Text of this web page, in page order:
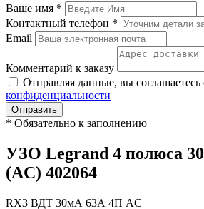
Ваше имя *
Контактный телефон *
Email
Комментарий к заказу
Отправляя данные, вы соглашаетесь
конфиденциальности
Отправить
* Обязательно к заполнению
УЗО Legrand 4 полюса
(AC) 402064
RX3 ВДТ 30мА 63А 4П AC